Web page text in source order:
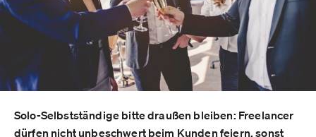
Solo-Selbstständige bitte draußen bleiben: Freelancer
dürfen nicht unbeschwert beim Kunden feiern, sonst